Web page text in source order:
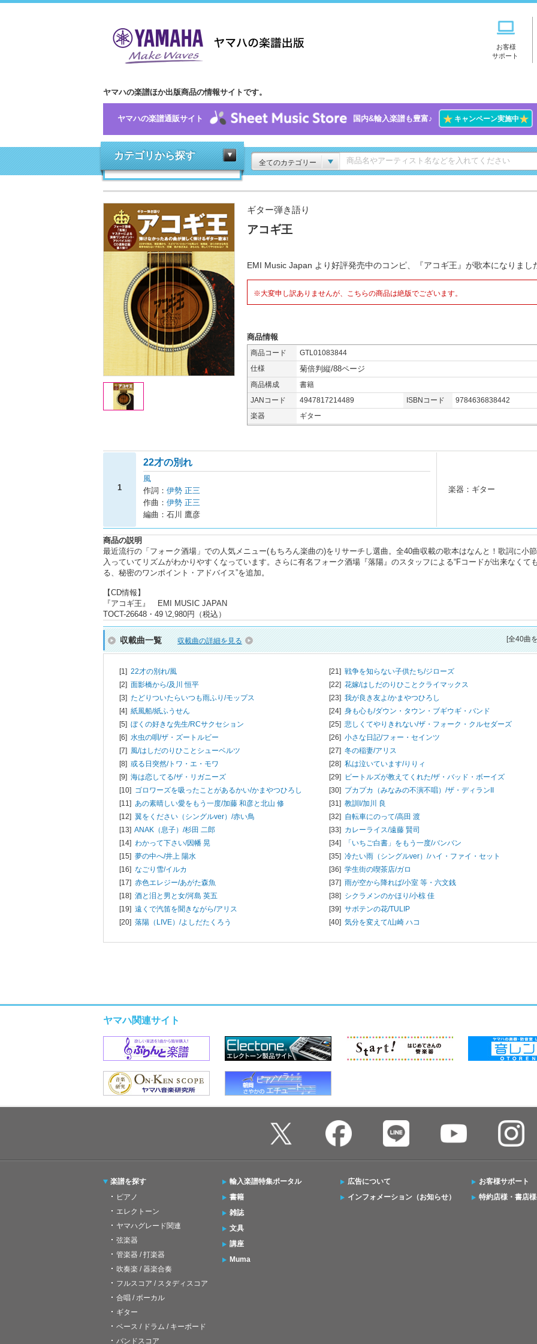
お客様
サポート
ヤマハの楽譜ほか出版商品の情報サイトです。
ヤマハの楽譜通販サイト 国内&輸入楽譜も豊富♪ ★キャンペーン実施中★
カテゴリから探す
全てのカテゴリー
ギター弾き語り
アコギ王
EMI Music Japan より好評発売中のコンピ、『アコギ王』が歌本になりまし
※大変申し訳ありませんが、こちらの商品は絶版でございます。
商品情報
商品コード
GTL01083844
仕様
菊倍判縦/88ページ
商品構成
書籍
JANコード
4947817214489 ISBNコード
9784636838442
楽器
ギター
1
22才の別れ
風
作詞： 伊勢 正三
作曲： 伊勢 正三
編曲：石川 鷹彦
楽器：ギター
商品の説明
最近流行の「フォーク酒場」での人気メニュー(もちろん楽曲の)をリサーチし選曲。全40曲収載の歌本はなんと！歌詞に小
入っていてリズムがわかりやすくなっています。さらに有名フォーク酒場『落陽』のスタッフによる“Fコードが出来なくて
る、秘密のワンポイント・アドバイス”を追加。
【CD情報】
『アコギ王』 EMI MUSIC JAPAN
TOCT-26648・49 \2,980円（税込）
収載曲一覧 収載曲の詳細を見る [全40曲
[1] 22才の別れ/風
[2] 面影橋から/及川 恒平
[3] たどりついたらいつも雨ふり/モップス
[4] 紙風船/紙ふうせん
[5] ぼくの好きな先生/RCサクセション
[6] 水虫の唄/ザ・ズートルビー
[7] 風/はしだのりひことシューベルツ
[8] 或る日突然/トワ・エ・モワ
[9] 海は恋してる/ザ・リガニーズ
[10] ゴロワーズを吸ったことがあるかい/かまやつひろし
[11] あの素晴しい愛をもう一度/加藤 和彦と北山 修
[12] 翼をください（シングルver）/赤い鳥
[13] ANAK（息子）/杉田 二郎
[14] わかって下さい/因幡 晃
[15] 夢の中へ/井上 陽水
[16] なごり雪/イルカ
[17] 赤色エレジー/あがた森魚
[18] 酒と泪と男と女/河島 英五
[19] 遠くで汽笛を聞きながら/アリス
[20] 落陽（LIVE）/よしだたくろう
[21] 戦争を知らない子供たち/ジローズ
[22] 花嫁/はしだのりひことクライマックス
[23] 我が良き友よ/かまやつひろし
[24] 身も心も/ダウン・タウン・ブギウギ・バンド
[25] 悲しくてやりきれない/ザ・フォーク・クルセダーズ
[26] 小さな日記/フォー・セインツ
[27] 冬の稲妻/アリス
[28] 私は泣いています/りりィ
[29] ビートルズが教えてくれた/ザ・バッド・ボーイズ
[30] プカプカ（みなみの不演不唱）/ザ・ディランII
[31] 教訓I/加川 良
[32] 自転車にのって/高田 渡
[33] カレーライス/遠藤 賢司
[34]
「いちご白書」をもう一度/バンバン
[35] 冷たい雨（シングルver）/ハイ・ファイ・セット
[36] 学生街の喫茶店/ガロ
[37] 雨が空から降れば/小室 等・六文銭
[38] シクラメンのかほり/小椋 佳
[39] サボテンの花/TULIP
[40] 気分を変えて/山崎 ハコ
ヤマハ関連サイト
楽譜を探す
ピアノ
エレクトーン
ヤマハグレード関連
弦楽器
管楽器 / 打楽器
吹奏楽 / 器楽合奏
フルスコア / スタディスコア
合唱 / ボーカル
ギター
ベース / ドラム / キーボード
バンドスコア
輸入楽譜特集ポータル
書籍
雑誌
文具
講座
Muma
広告について
インフォメーション（お知らせ）
お客様サポート
特約店様・書店